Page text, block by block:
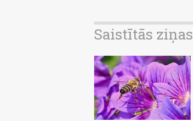
Saistītās ziņas